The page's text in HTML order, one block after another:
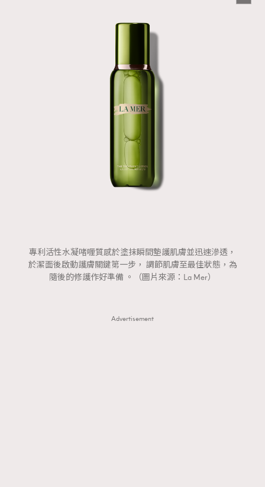
專利活性水凝啫喱質感於塗抹瞬間墊護肌膚並迅速滲透，
於潔面後啟動護膚關鍵第一步， 調節肌膚至最佳狀態，為
隨後的修護作好準備 。（圖片來源：La Mer）
Advertisement